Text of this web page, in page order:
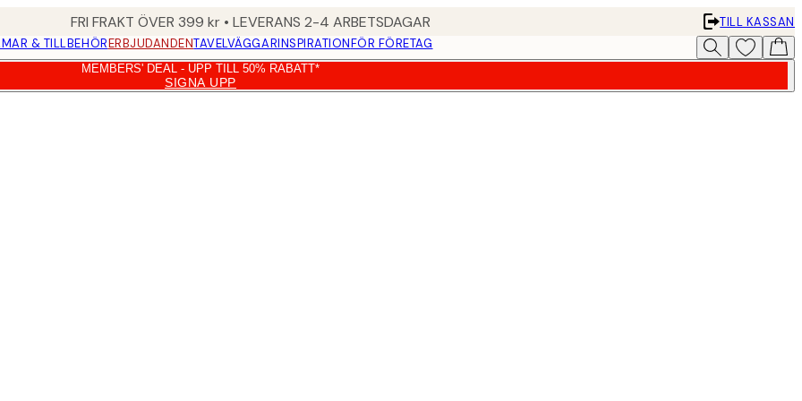
FRI FRAKT ÖVER 399 kr • LEVERANS 2-4 ARBETSDAGAR
TILL KASSAN
& TILLBEHÖRERBJUDANDENTAVELVÄGGARINSPIRATIONFÖR FÖRETAG
MEMBERS' DEAL - UPP TILL 50% RABATT*
SIGNA UPP